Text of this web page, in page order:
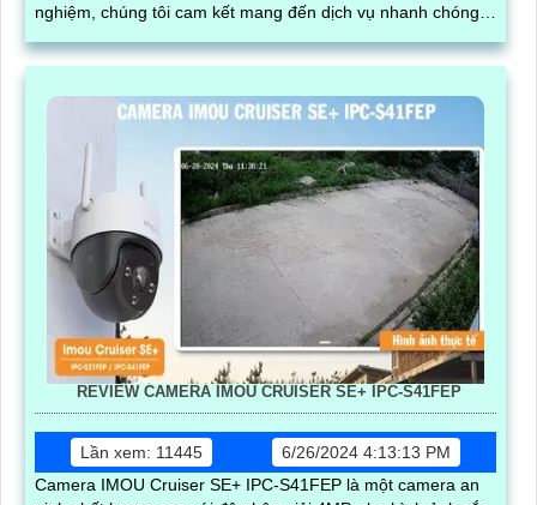
nghiệm, chúng tôi cam kết mang đến dịch vụ nhanh chóng,
REVIEW CAMERA IMOU CRUISER SE+ IPC-S41FEP
Lần xem: 11445
6/26/2024 4:13:13 PM
Camera IMOU Cruiser SE+ IPC-S41FEP là một camera an